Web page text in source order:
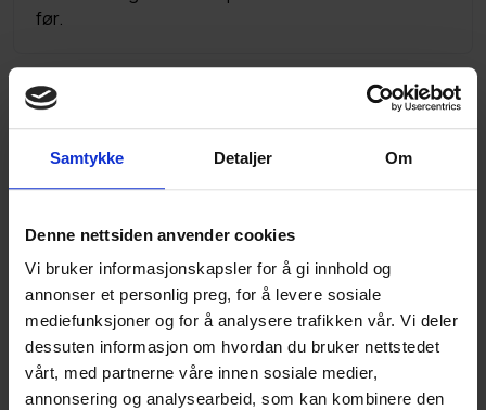
Samtykke Detaljer Om
Denne nettsiden anvender cookies
Vi bruker informasjonskapsler for å gi innhold og
annonser et personlig preg, for å levere sosiale
mediefunksjoner og for å analysere trafikken vår. Vi deler
dessuten informasjon om hvordan du bruker nettstedet
vårt, med partnerne våre innen sosiale medier,
annonsering og analysearbeid, som kan kombinere den
før.
Aktuelt
Tjøllingtunet, nå flytter Jotron
01. apr. 2020